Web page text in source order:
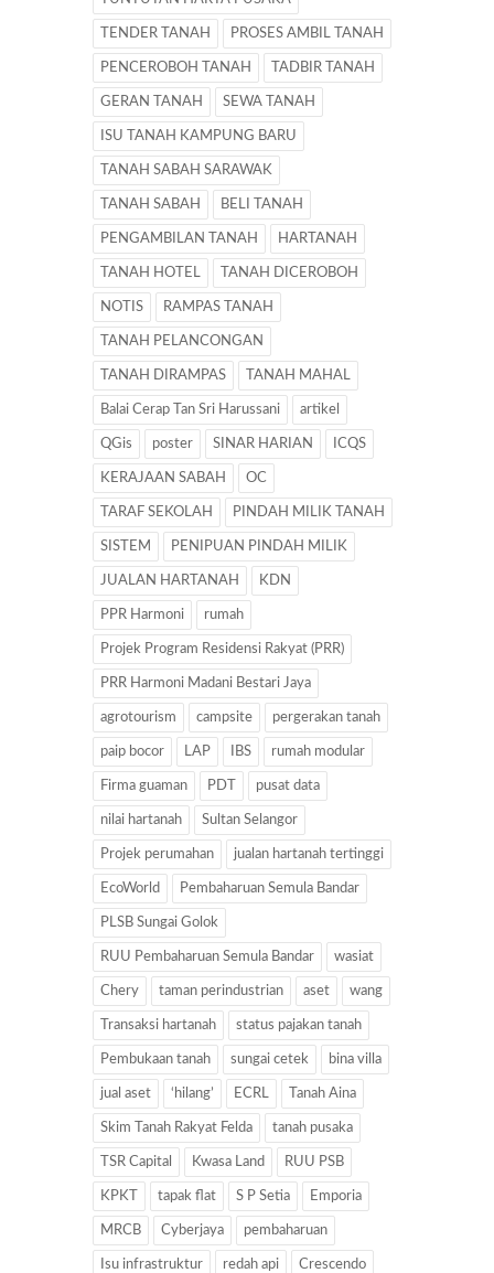
TENDER TANAH PROSES AMBIL TANAH
PENCEROBOH TANAH TADBIR TANAH
GERAN TANAH SEWA TANAH
ISU TANAH KAMPUNG BARU
TANAH SABAH SARAWAK
TANAH SABAH BELI TANAH
PENGAMBILAN TANAH HARTANAH
TANAH HOTEL TANAH DICEROBOH
NOTIS RAMPAS TANAH
TANAH PELANCONGAN
TANAH DIRAMPAS TANAH MAHAL
Balai Cerap Tan Sri Harussani artikel
QGis poster SINAR HARIAN ICQS
KERAJAAN SABAH OC
TARAF SEKOLAH PINDAH MILIK TANAH
SISTEM PENIPUAN PINDAH MILIK
JUALAN HARTANAH KDN
PPR Harmoni rumah
Projek Program Residensi Rakyat (PRR)
PRR Harmoni Madani Bestari Jaya
agrotourism campsite pergerakan tanah
paip bocor LAP IBS rumah modular
Firma guaman PDT pusat data
nilai hartanah Sultan Selangor
Projek perumahan jualan hartanah tertinggi
EcoWorld Pembaharuan Semula Bandar
PLSB Sungai Golok
RUU Pembaharuan Semula Bandar wasiat
Chery taman perindustrian aset wang
Transaksi hartanah status pajakan tanah
Pembukaan tanah sungai cetek bina villa
jual aset ‘hilang’ ECRL Tanah Aina
Skim Tanah Rakyat Felda tanah pusaka
TSR Capital Kwasa Land RUU PSB
KPKT tapak flat S P Setia Emporia
MRCB Cyberjaya pembaharuan
Isu infrastruktur redah api Crescendo